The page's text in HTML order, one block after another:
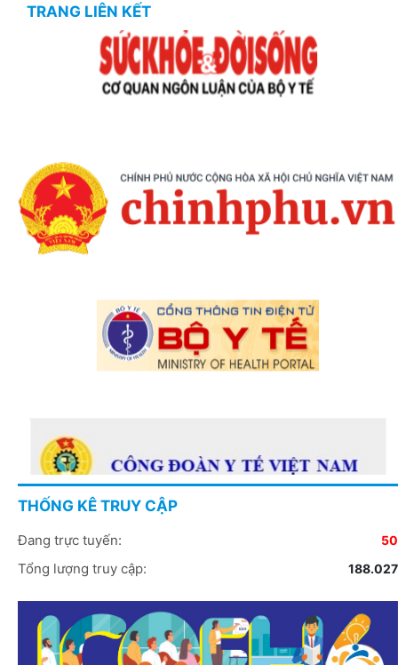
TRANG LIÊN KẾT
THỐNG KÊ TRUY CẬP
Đang trực tuyến: 50
Tổng lượng truy cập: 188.027